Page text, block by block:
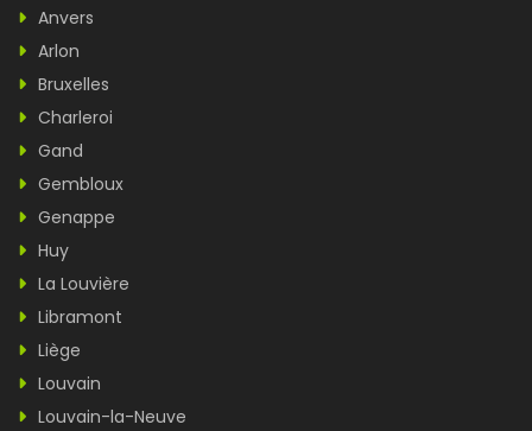
Anvers
Arlon
Bruxelles
Charleroi
Gand
Gembloux
Genappe
Huy
La Louvière
Libramont
Liège
Louvain
Louvain-la-Neuve